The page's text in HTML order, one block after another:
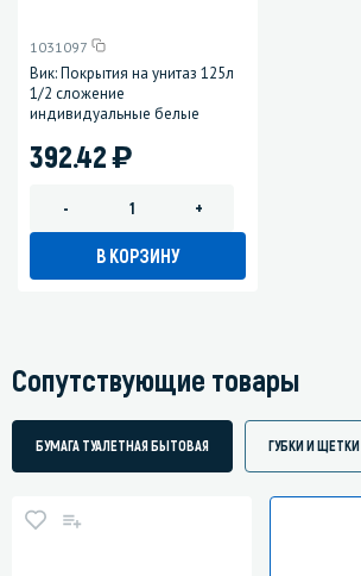
1031097
Вик: Покрытия на унитаз 125л
1/2 сложение
индивидуальные белые
392.42)
- +
В КОРЗИНУ
Сопутствующие товары
БУМАГА ТУАЛЕТНАЯ БЫТОВАЯ ГУБКИ И ЩЕТКИ